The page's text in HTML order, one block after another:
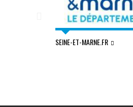
SEINE-ET-MARNE.FR